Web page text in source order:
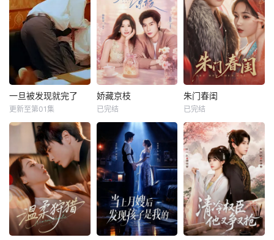
一旦被发现就完了
更新至第01集
娇藏京枝
已完结
朱门春闺
已完结